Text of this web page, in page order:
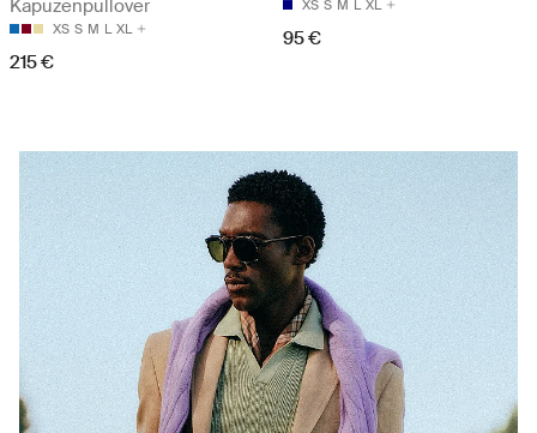
Kapuzenpullover
XS S M L XL
215 €
XS S M L XL
95 €